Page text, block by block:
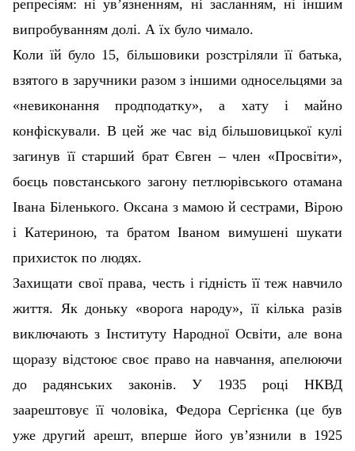
репресіям: ні ув’язненням, ні засланням, ні іншим
випробуванням долі. А їх було чимало.
Коли їй було 15, більшовики розстріляли її батька,
взятого в заручники разом з іншими односельцями за
«невиконання продподатку», а хату і майно
конфіскували. В цей же час від більшовицької кулі
загинув її старший брат Євген – член «Просвіти»,
боєць повстанського загону петлюрівського отамана
Івана Біленького. Оксана з мамою й сестрами, Вірою
і Катериною, та братом Іваном вимушені шукати
прихисток по людях.
Захищати свої права, честь і гідність її теж навчило
життя. Як доньку «ворога народу», її кілька разів
виключають з Інституту Народної Освіти, але вона
щоразу відстоює своє право на навчання, апелюючи
до радянських законів. У 1935 році НКВД
заарештовує її чоловіка, Федора Сергієнка (це був
уже другий арешт, вперше його ув’язнили в 1925